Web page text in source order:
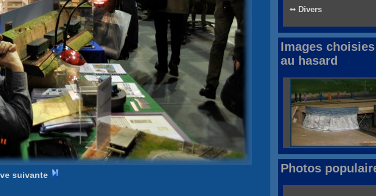
➻ Divers
Images choisies
au hasard
Photos